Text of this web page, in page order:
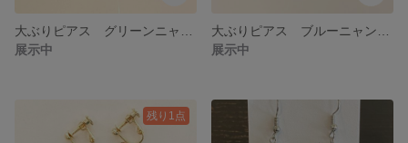
展示中
展示中
残り1点